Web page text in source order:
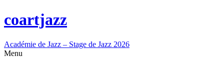
coartjazz
Académie de Jazz – Stage de Jazz 2026
Menu